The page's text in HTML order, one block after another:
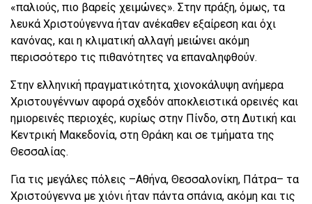
«παλιούς, πιο βαρείς χειμώνες». Στην πράξη, όμως, τα
λευκά Χριστούγεννα ήταν ανέκαθεν εξαίρεση και όχι
κανόνας, και η κλιματική αλλαγή μειώνει ακόμη
περισσότερο τις πιθανότητες να επαναληφθούν.
Στην ελληνική πραγματικότητα, χιονοκάλυψη ανήμερα
Χριστουγέννων αφορά σχεδόν αποκλειστικά ορεινές και
ημιορεινές περιοχές, κυρίως στην Πίνδο, στη Δυτική και
Κεντρική Μακεδονία, στη Θράκη και σε τμήματα της
Θεσσαλίας.
Για τις μεγάλες πόλεις –Αθήνα, Θεσσαλονίκη, Πάτρα– τα
Χριστούγεννα με χιόνι ήταν πάντα σπάνια, ακόμη και τις